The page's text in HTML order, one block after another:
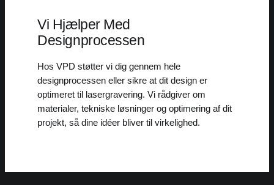
Vi Hjælper Med
Designprocessen
Hos VPD støtter vi dig gennem hele
designprocessen eller sikre at dit design er
optimeret til lasergravering. Vi rådgiver om
materialer, tekniske løsninger og optimering af dit
projekt, så dine idéer bliver til virkelighed.